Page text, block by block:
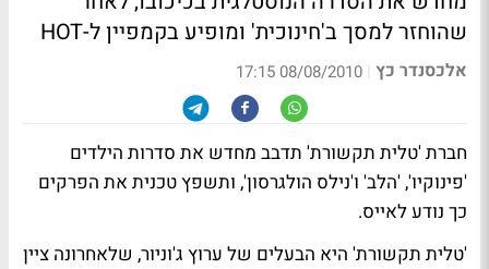
שהוחזר למסך ב'חינוכית' ומופיע בקמפיין ל-HOT
אלכסנדר כץ |
08/08/2010 17:15
חברת 'טלית תקשורת' תדבב מחדש את סדרות הילדים
'פינוקיו', 'הלב' ו'נילס הולגרסון', ותשפץ טכנית את הפרקים
כך נודע לאייס.
'טלית תקשורת' היא הבעלים של ערוץ ג'וניור, שלאחרונה ציין